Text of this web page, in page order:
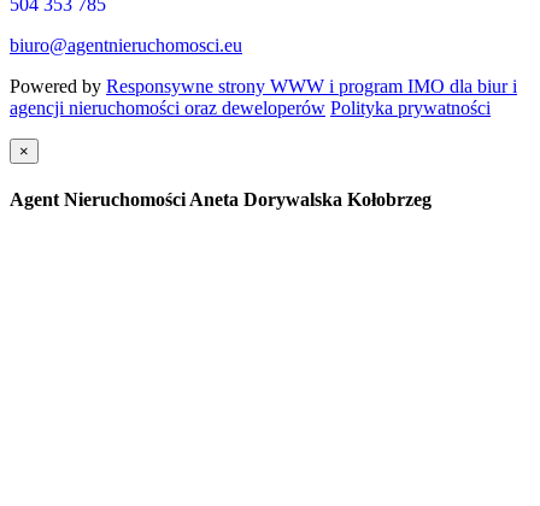
504 353 785
biuro@agentnieruchomosci.eu
Powered by Responsywne strony WWW i program IMO dla biur i
agencji nieruchomości oraz deweloperów Polityka prywatności
×
Agent Nieruchomości Aneta Dorywalska Kołobrzeg